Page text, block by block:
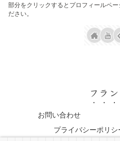
部分をクリックするとプロフィールペ
ださい。
フラ
お問い合わせ
プライバシーポリ